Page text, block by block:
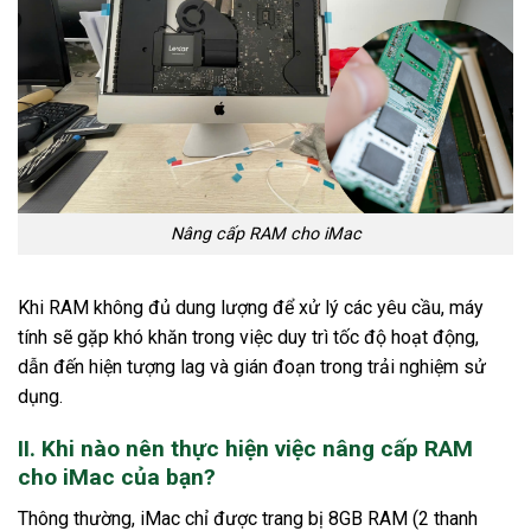
Nâng cấp RAM cho iMac
Khi RAM không đủ dung lượng để xử lý các yêu cầu, máy
tính sẽ gặp khó khăn trong việc duy trì tốc độ hoạt động,
dẫn đến hiện tượng lag và gián đoạn trong trải nghiệm sử
dụng.
II. Khi nào nên thực hiện việc nâng cấp RAM
cho iMac của bạn?
Thông thường, iMac chỉ được trang bị 8GB RAM (2 thanh